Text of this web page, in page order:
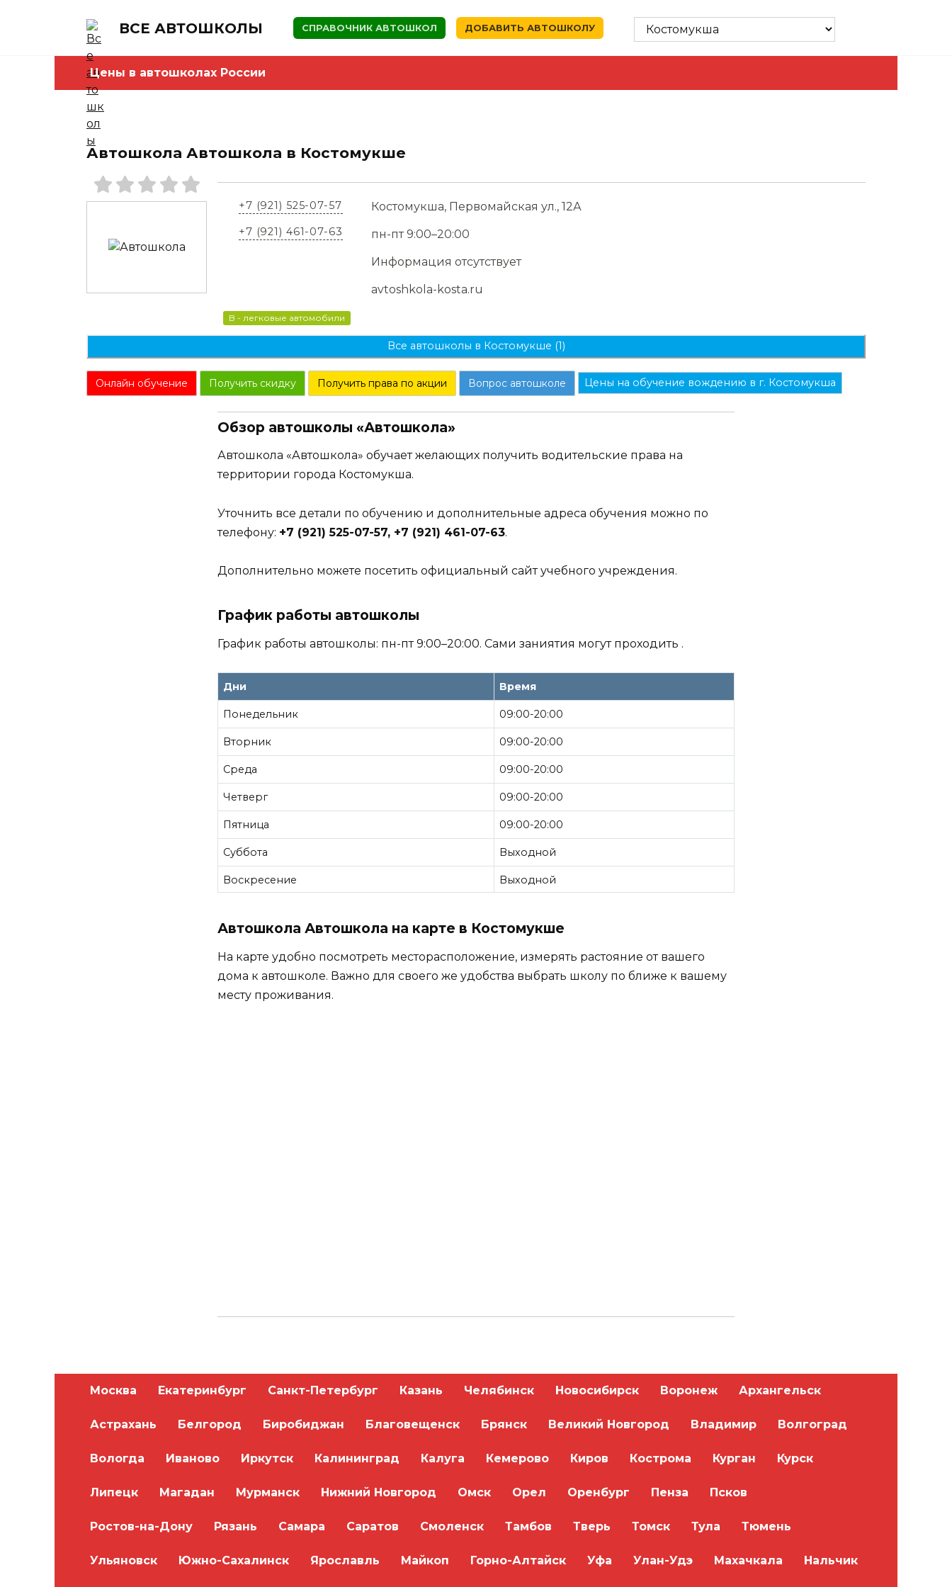
ВСЕ АВТОШКОЛЫ СПРАВОЧНИК АВТОШКОЛ ДОБАВИТЬ АВТОШКОЛУ
Цены в автошколах России
Автошкола Автошкола в Костомукше
+7 (921) 525-07-57
+7 (921) 461-07-63
Костомукша, Первомайская ул., 12А
пн-пт 9:00–20:00
Информация отсутствует
avtoshkola-kosta.ru
B - легковые автомобили
Все автошколы в Костомукше (1)
Онлайн обучение Получить скидку Получить права по акции Вопрос автошколе Цены на обучение вождению в г. Костомукша
Обзор автошколы «Автошкола»
Автошкола «Автошкола» обучает желающих получить водительские права на
территории города Костомукша.
Уточнить все детали по обучению и дополнительные адреса обучения можно по
телефону: +7 (921) 525-07-57, +7 (921) 461-07-63.
Дополнительно можете посетить официальный сайт учебного учреждения.
График работы автошколы
График работы автошколы: пн-пт 9:00–20:00. Сами заниятия могут проходить .
Дни Время
Понедельник 09:00-20:00
Вторник 09:00-20:00
Среда 09:00-20:00
Четверг 09:00-20:00
Пятница 09:00-20:00
Суббота Выходной
Воскресение Выходной
Автошкола Автошкола на карте в Костомукше
На карте удобно посмотреть месторасположение, измерять растояние от вашего
дома к автошколе. Важно для своего же удобства выбрать школу по ближе к вашему
месту проживания.
ОТЗЫВЫ О КОМПАНИИ 0
Добавить отзыв
Москва Екатеринбург Санкт-Петербург Казань Челябинск Новосибирск Воронеж Архангельск
Астрахань Белгород Биробиджан Благовещенск Брянск Великий Новгород Владимир Волгоград
Вологда Иваново Иркутск Калининград Калуга Кемерово Киров Кострома Курган Курск
Липецк Магадан Мурманск Нижний Новгород Омск Орел Оренбург Пенза Псков
Ростов-на-Дону Рязань Самара Саратов Смоленск Тамбов Тверь Томск Тула Тюмень
Ульяновск Южно-Сахалинск Ярославль Майкоп Горно-Алтайск Уфа Улан-Удэ Махачкала Нальчик